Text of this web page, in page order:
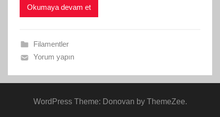
Okumaya devam et
Filamentler
Yorum yapın
WordPress Theme: Donovan by ThemeZee.